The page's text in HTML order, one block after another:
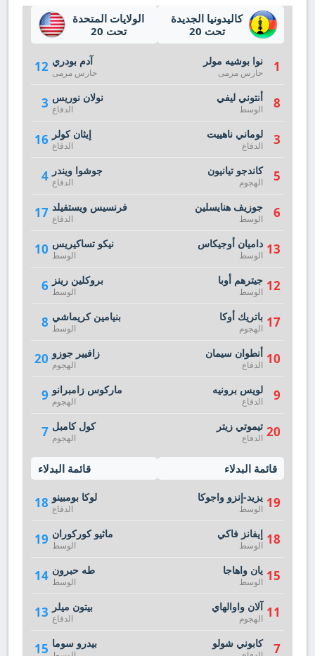
الولايات المتحدة
تحت 20
12 آدم بودري
حارس مرمى
3 نولان نوريس
الدفاع
16 إيثان كولر
الدفاع
4 جوشوا ويندر
الدفاع
17 فرنسيس ويستفيلد
الدفاع
10 نيكو تساكيريس
الوسط
6 بروكلين رينز
الوسط
8 بنيامين كريماشي
الوسط
20 زافيير جوزو
الهجوم
9 ماركوس زامبرانو
الهجوم
7 كول كامبل
الهجوم
قائمة البدلاء
18 لوكا بومبينو
الدفاع
19 ماثيو كوركوران
الوسط
14 طه حبرون
الوسط
13 بيتون ميلر
الدفاع
15 بيدرو سوما
كاليدونيا الجديدة
تحت 20
1 نوا بوشيه مولر
حارس مرمى
8 أنتوني ليفي
الوسط
3 لوماني ناهييت
الدفاع
5 كاندجو تيانيون
الهجوم
6 جوزيف هنايسلين
الوسط
13 داميان أوجيكاس
الوسط
12 جيترهم أوبا
الوسط
17 باتريك أوكا
الهجوم
10 أنطوان سيمان
الدفاع
9 لويس برونيه
الدفاع
20 تيموتي زيتر
الدفاع
قائمة البدلاء
19 يزيد-إنزو واجوكا
الوسط
18 إيفانز فاكي
الوسط
15 يان واهاجا
الوسط
11 آلان واوالهاي
الهجوم
7 كابوني شولو